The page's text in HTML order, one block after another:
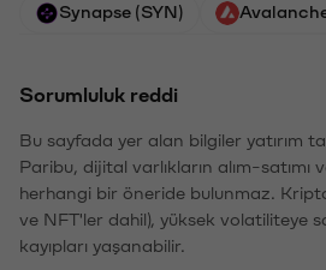
Synapse (SYN)
Sorumluluk reddi
Bu sayfada yer alan bilgiler yatırım
Paribu, dijital varlıkların alım-satımı
herhangi bir öneride bulunmaz.
ve NFT'ler dahil), yüksek volatiliteye
kayıpları yaşanabilir.